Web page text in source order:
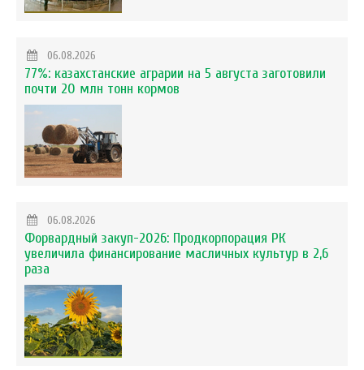
06.08.2026
77%: казахстанские аграрии на 5 августа заготовили
почти 20 млн тонн кормов
06.08.2026
Форвардный закуп-2026: Продкорпорация РК
увеличила финансирование масличных культур в 2,6
раза